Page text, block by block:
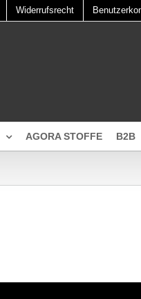
Widerrufsrecht
AGORA STOFFE B2B